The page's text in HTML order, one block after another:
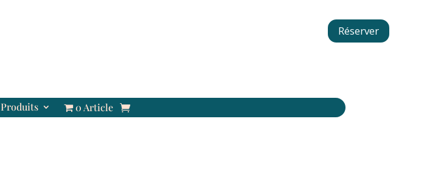
Réserver
Produits 0 Article